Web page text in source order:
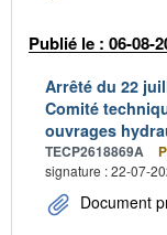
Publié le : 06-08-
Arrêté du 22
Comité
ouvrages
TECP2618869A
signature : 22-07-
Document